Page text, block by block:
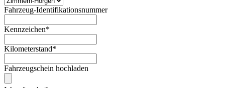
Fahrzeug-Identifikationsnummer
Kennzeichen*
Kilometerstand*
Fahrzeugschein hochladen